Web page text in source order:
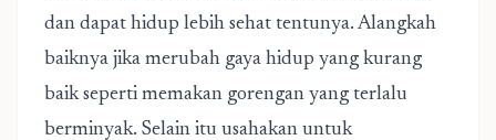
dan dapat hidup lebih sehat tentunya. Alangkah
baiknya jika merubah gaya hidup yang kurang
baik seperti memakan gorengan yang terlalu
berminyak. Selain itu usahakan untuk